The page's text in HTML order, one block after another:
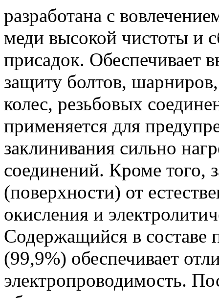
разработана с
меди высокой чистоты и
присадок. Обеспечивает
защиту болтов,
колес, резьбовых
применяется для
заклинивания сильно
соединений. Кроме того,
(поверхности) от
окисления и
Содержащийся в составе
(99,9%) обеспечивает
электропроводимость.